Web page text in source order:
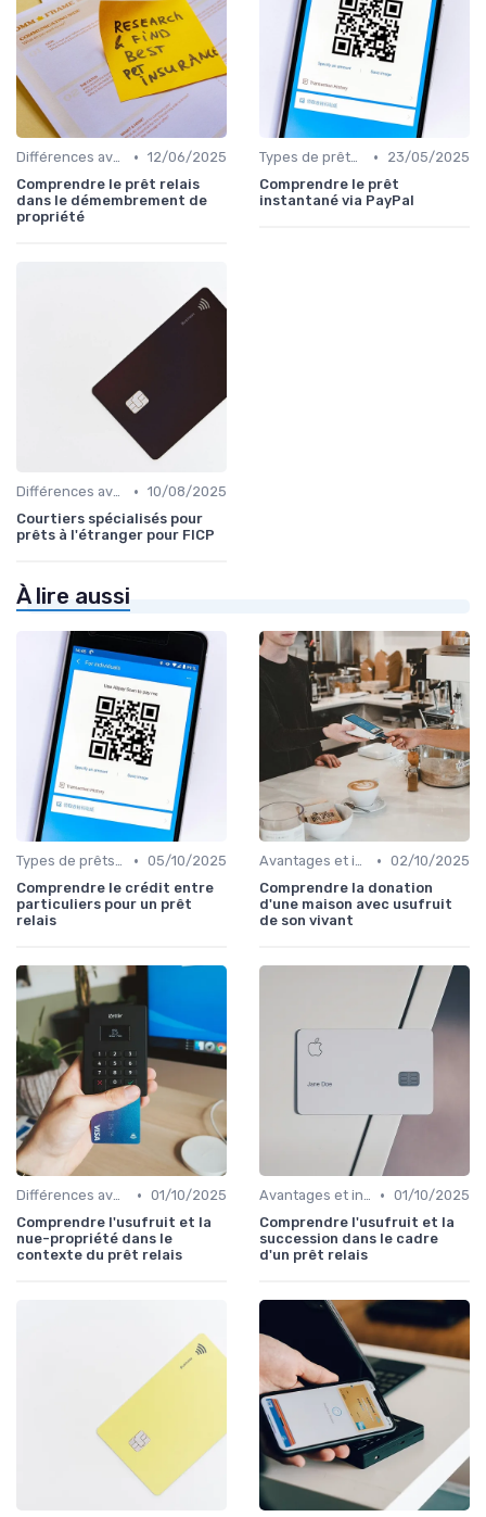
Différences avec d'autres prêts immobiliers • 12/06/2025
Comprendre le prêt relais
dans le démembrement de
propriété
Types de prêts relais •
23/05/2025
Comprendre le prêt
instantané via PayPal
Différences avec d'autres prêts immobiliers • 10/08/2025
Courtiers spécialisés pour
prêts à l'étranger pour FICP
À lire aussi
Types de prêts relais • 05/10/2025
Comprendre le crédit entre
particuliers pour un prêt
relais
Avantages et inconvénients • 02/10/2025
Comprendre la donation
d'une maison avec usufruit
de son vivant
Différences avec d'autres prêts immobiliers • 01/10/2025
Comprendre l'usufruit et la
nue-propriété dans le
contexte du prêt relais
Avantages et inconvénients • 01/10/2025
Comprendre l'usufruit et la
succession dans le cadre
d'un prêt relais